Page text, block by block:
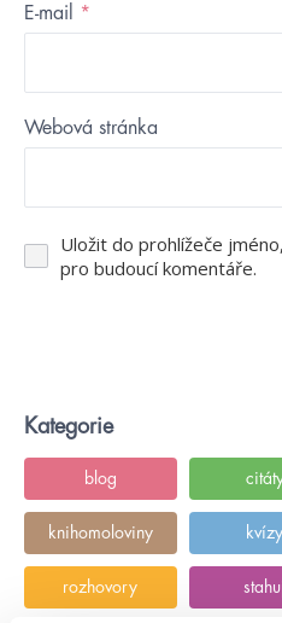
E-mail *
Webová stránka
Uložit do prohlížeče
pro budoucí komentáře.
Kategorie
blog
knihomoloviny kvízy
rozhovory